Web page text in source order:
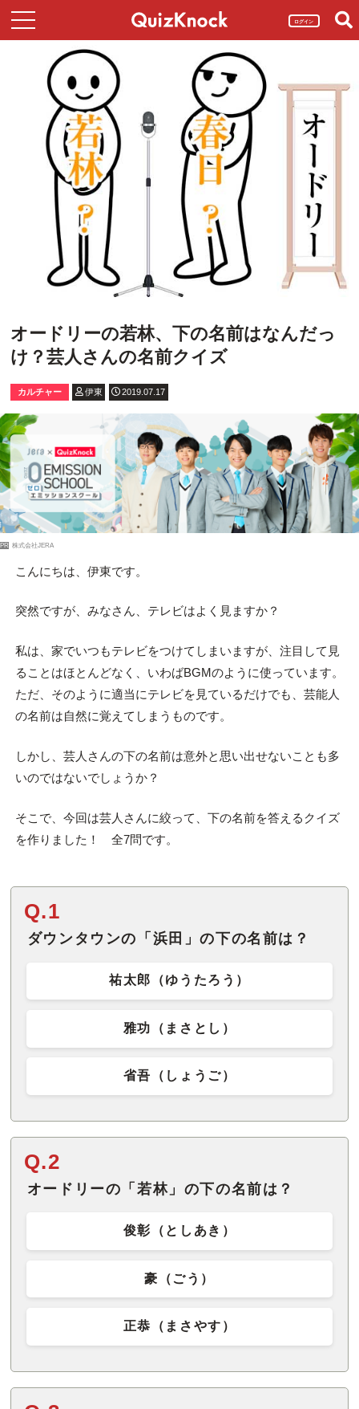
ログイン
オードリーの若林、下の名前はなんだっ
け？芸人さんの名前クイズ
カルチャー 伊東 2019.07.17
PR 株式会社JERA
こんにちは、伊東です。
突然ですが、みなさん、テレビはよく見ますか？
私は、家でいつもテレビをつけてしまいますが、注目して見
ることはほとんどなく、いわばBGMのように使っています。
ただ、そのように適当にテレビを見ているだけでも、芸能人
の名前は自然に覚えてしまうものです。
しかし、芸人さんの下の名前は意外と思い出せないことも多
いのではないでしょうか？
そこで、今回は芸人さんに絞って、下の名前を答えるクイズ
を作りました！ 全7問です。
Q.1
ダウンタウンの「浜田」の下の名前は？
祐太郎（ゆうたろう）
雅功（まさとし）
省吾（しょうご）
Q.2
オードリーの「若林」の下の名前は？
俊彰（としあき）
豪（ごう）
正恭（まさやす）